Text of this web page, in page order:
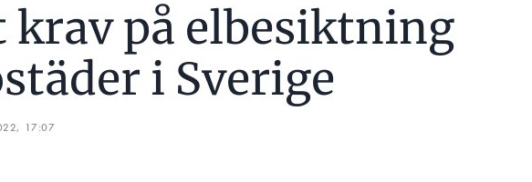
krav på elbesiktning
i Sverige
17:07